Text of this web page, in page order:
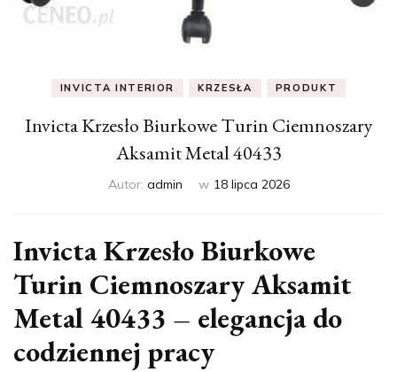
INVICTA INTERIOR KRZESŁA PRODUKT
Invicta Krzesło Biurkowe Turin Ciemnoszary
Aksamit Metal 40433
Autor: admin w 18 lipca 2026
Invicta Krzesło Biurkowe
Turin Ciemnoszary Aksamit
Metal 40433 – elegancja do
codziennej pracy